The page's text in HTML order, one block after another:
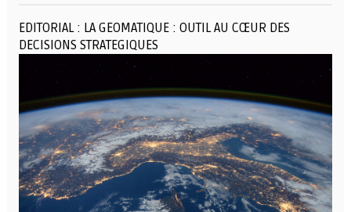
EDITORIAL : LA GEOMATIQUE : OUTIL AU CŒUR DES
DECISIONS STRATEGIQUES